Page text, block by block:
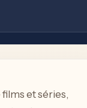
et séries,